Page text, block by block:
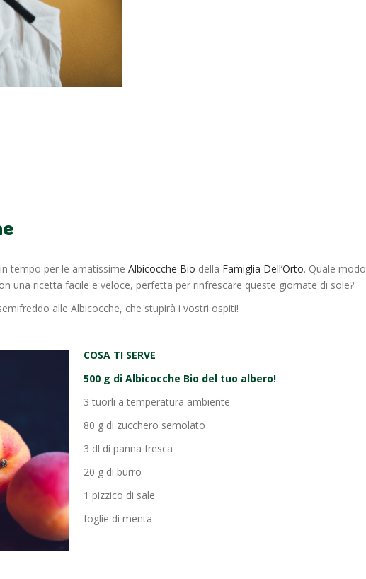
tempo per le amatissime Albicocche Bio della Famiglia Dell’Orto. Quale modo
una ricetta facile e veloce, perfetta per rinfrescare queste giornate di sole?
alle Albicocche, che stupirà i vostri ospiti!
COSA TI SERVE
500 g di Albicocche Bio del tuo albero!
3 tuorli a temperatura ambiente
80 g di zucchero semolato
3 dl di panna fresca
20 g di burro
1 pizzico di sale
foglie di menta